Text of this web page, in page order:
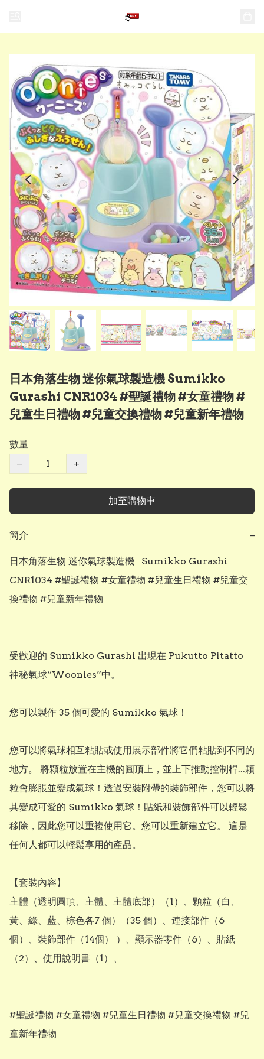
日本角落生物 迷你氣球製造機 Sumikko
Gurashi CNR1034 #聖誕禮物 #女童禮物 #
兒童生日禮物 #兒童交換禮物 #兒童新年禮物
數量
−
+
加至購物車
簡介 −
日本角落生物 迷你氣球製造機   Sumikko Gurashi
CNR1034 #聖誕禮物 #女童禮物 #兒童生日禮物 #兒童交
換禮物 #兒童新年禮物
受歡迎的 Sumikko Gurashi 出現在 Pukutto Pitatto
神秘氣球“Woonies”中。
您可以製作 35 個可愛的 Sumikko 氣球！
您可以將氣球相互粘貼或使用展示部件將它們粘貼到不同的
地方。 將顆粒放置在主機的圓頂上，並上下推動控制桿...顆
粒會膨脹並變成氣球！透過安裝附帶的裝飾部件，您可以將
其變成可愛的 Sumikko 氣球！貼紙和裝飾部件可以輕鬆
移除，因此您可以重複使用它。您可以重新建立它。 這是
任何人都可以輕鬆享用的產品。
【套裝內容】
主體（透明圓頂、主體、主體底部）（1）、顆粒（白、
黃、綠、藍、棕色各7 個）（35 個）、連接部件（6
個）、裝飾部件（14個） ）、顯示器零件（6）、貼紙
（2）、使用說明書（1）、
#聖誕禮物 #女童禮物 #兒童生日禮物 #兒童交換禮物 #兒
童新年禮物